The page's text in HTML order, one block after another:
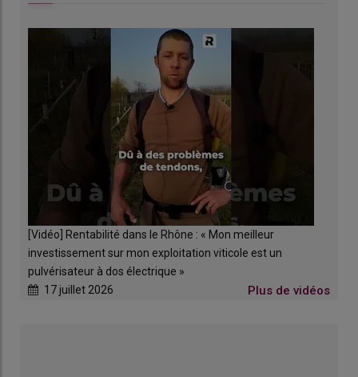
[Vidéo] Rentabilité dans le Rhône : « Mon meilleur
investissement sur mon exploitation viticole est un
pulvérisateur à dos électrique »
17 juillet 2026
Plus de vidéos